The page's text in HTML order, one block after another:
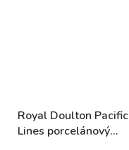
Royal Doulton Pacific
Lines porcelánový